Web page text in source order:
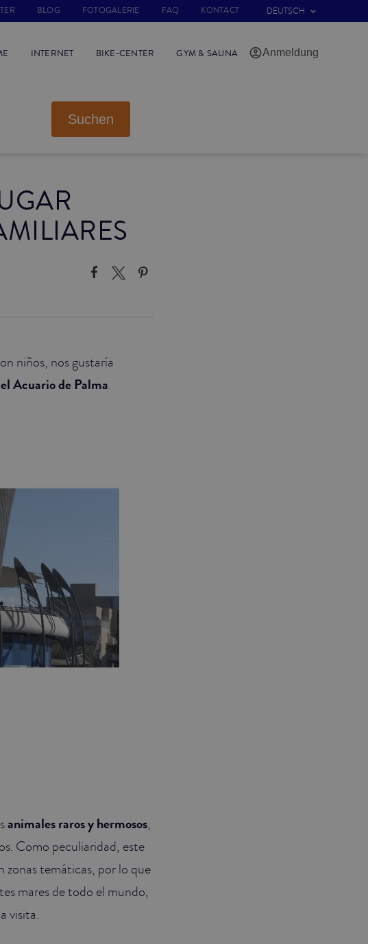
niños, nos gustaría
el Acuario de Palma.
animales raros y hermosos,
Como peculiaridad, este
zonas temáticas, por lo que
mares de todo el mundo,
visita.
BLOG FOTOGALERIE FAQ KONTACT DEUTSCH
INTERNET BIKE-CENTER GYM & SAUNA Anmeldung
Suchen